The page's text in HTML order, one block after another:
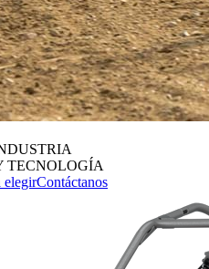
TECNOLOGÍA
elegirContáctanos